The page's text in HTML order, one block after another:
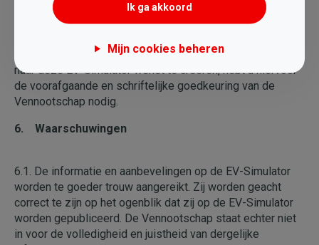
de links berust uitsluitend bij de Gebruikers van de EV-
Simulator. De Vennootschap kan op elk moment een link
5.2. Goedkeuring van de links Indien u een hypertekstlink
naar deze EV-Simulator wenst te creëren, hebt u hiervoor
de voorafgaande en schriftelijke goedkeuring van de
Vennootschap nodig.
6. Waarschuwingen
6.1. De informatie en aanbevelingen op de EV-Simulator
worden te goeder trouw aangereikt. Zij worden geacht
correct te zijn op het ogenblik dat zij op de EV-Simulator
worden gepubliceerd. De Vennootschap staat echter niet
in voor de volledigheid en juistheid van dergelijke
Ik ga akkoord
Mijn cookies beheren